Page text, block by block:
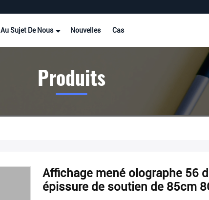
Au Sujet De Nous Nouvelles Cas
Produits
Affichage mené olographe 56
épissure de soutien de 85cm